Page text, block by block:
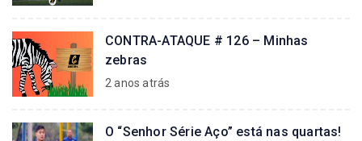
CONTRA-ATAQUE # 126 – Minhas
zebras
2 anos atrás
O “Senhor Série Aço” está nas quartas!